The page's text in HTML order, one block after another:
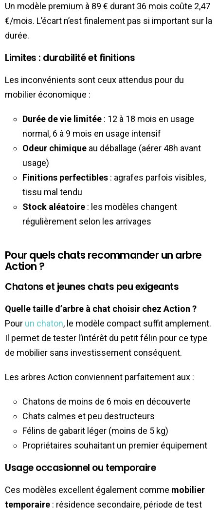
Un modèle premium à 89 € durant 36 mois coûte 2,47
€/mois. L’écart n’est finalement pas si important sur la
durée.
Limites : durabilité et finitions
Les inconvénients sont ceux attendus pour du
mobilier économique :
Durée de vie limitée : 12 à 18 mois en usage
normal, 6 à 9 mois en usage intensif
Odeur chimique au déballage (aérer 48h avant
usage)
Finitions perfectibles : agrafes parfois visibles,
tissu mal tendu
Stock aléatoire : les modèles changent
régulièrement selon les arrivages
Pour quels chats recommander un arbre
Action ?
Chatons et jeunes chats peu exigeants
Quelle taille d’arbre à chat choisir chez Action ?
Pour un chaton, le modèle compact suffit amplement.
Il permet de tester l’intérêt du petit félin pour ce type
de mobilier sans investissement conséquent.
Les arbres Action conviennent parfaitement aux :
Chatons de moins de 6 mois en découverte
Chats calmes et peu destructeurs
Félins de gabarit léger (moins de 5 kg)
Propriétaires souhaitant un premier équipement
Usage occasionnel ou temporaire
Ces modèles excellent également comme mobilier
temporaire : résidence secondaire, période de test